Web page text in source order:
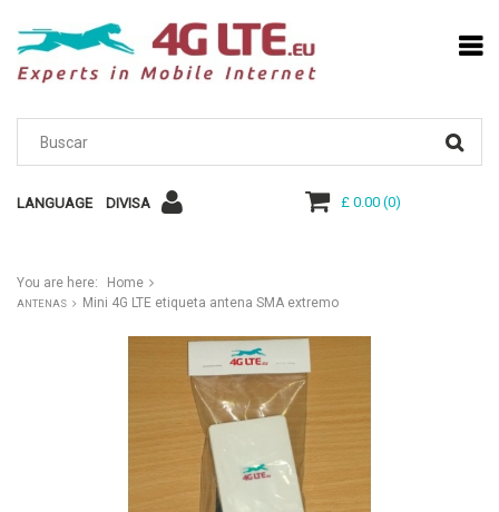
LANGUAGE DIVISA £ 0.00(0)
You are here: Home
ANTENAS Mini 4G LTE etiqueta antena SMA extremo